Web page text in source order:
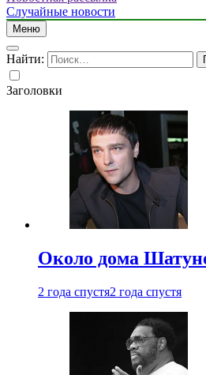
Случайные новости
Меню
Найти:
Заголовки
Около дома
2 года спустя2 года спустя